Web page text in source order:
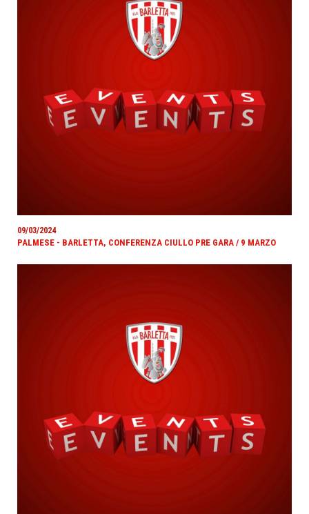
09/03/2024
PALMESE - BARLETTA, CONFERENZA CIULLO PRE GARA / 9 MARZO